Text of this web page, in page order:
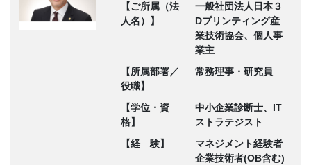
【ご所属（法
人名）】
一般社団法人日本３
Dプリンティング産
業技術協会、個人事
業主
【所属部署／
役職】
常務理事・研究員
【学位・資
格】
中小企業診断士、IT
ストラテジスト
【経 験】
マネジメント経験者
企業技術者(OB含む)